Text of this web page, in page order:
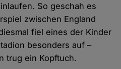
So geschah es
zwischen England
fiel eines der Kinder
besonders auf –
trug ein Kopftuch.